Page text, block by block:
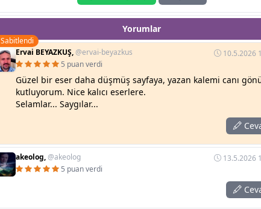
Yorumlar
Sabitlendi
Ervai BEYAZKUŞ,@ervai-beyazkus
10.5.2026
5 puan verdi
Güzel bir eser daha düşmüş sayfaya, yazan kalemi canı
kutluyorum. Nice kalıcı eserlere.
Selamlar... Saygılar...
akeolog,@akeolog
13.5.2026
5 puan verdi